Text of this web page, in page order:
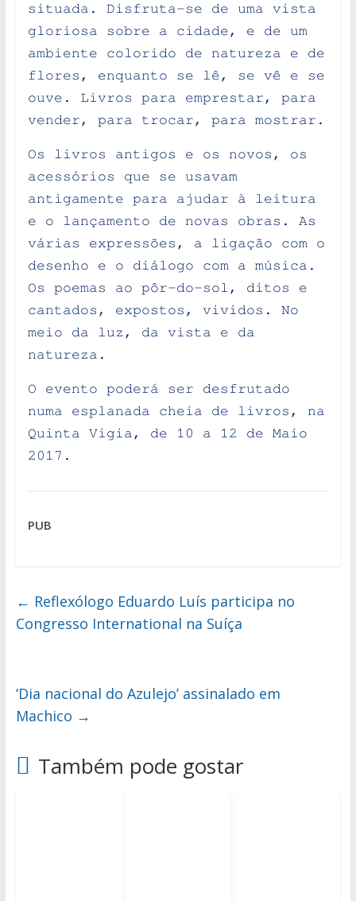
situada. Disfruta-se de uma vista
gloriosa sobre a cidade, e de um
ambiente colorido de natureza e de
flores, enquanto se lê, se vê e se
ouve. Livros para emprestar, para
vender, para trocar, para mostrar.
Os livros antigos e os novos, os
acessórios que se usavam
antigamente para ajudar à leitura
e o lançamento de novas obras. As
várias expressões, a ligação com o
desenho e o diálogo com a música.
Os poemas ao pôr-do-sol, ditos e
cantados, expostos, vividos. No
meio da luz, da vista e da
natureza.
O evento poderá ser desfrutado
numa esplanada cheia de livros, na
Quinta Vigia, de 10 a 12 de Maio
2017.
PUB
← Reflexólogo Eduardo Luís participa no
Congresso International na Suíça
‘Dia nacional do Azulejo’ assinalado em
Machico →
Também pode gostar